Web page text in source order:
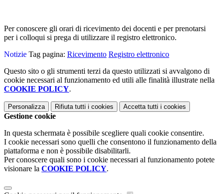
Per conoscere gli orari di ricevimento dei docenti e per prenotarsi
per i colloqui si prega di utilizzare il registro elettronico.
Notizie Tag pagina: Ricevimento Registro elettronico
Questo sito o gli strumenti terzi da questo utilizzati si avvalgono di
cookie necessari al funzionamento ed utili alle finalità illustrate nella
COOKIE POLICY.
Personalizza Rifiuta tutti i cookies Accetta tutti i cookies
Gestione cookie
In questa schermata è possibile scegliere quali cookie consentire.
I cookie necessari sono quelli che consentono il funzionamento della
piattaforma e non è possibile disabilitarli.
Per conoscere quali sono i cookie necessari al funzionamento potete
visionare la COOKIE POLICY.